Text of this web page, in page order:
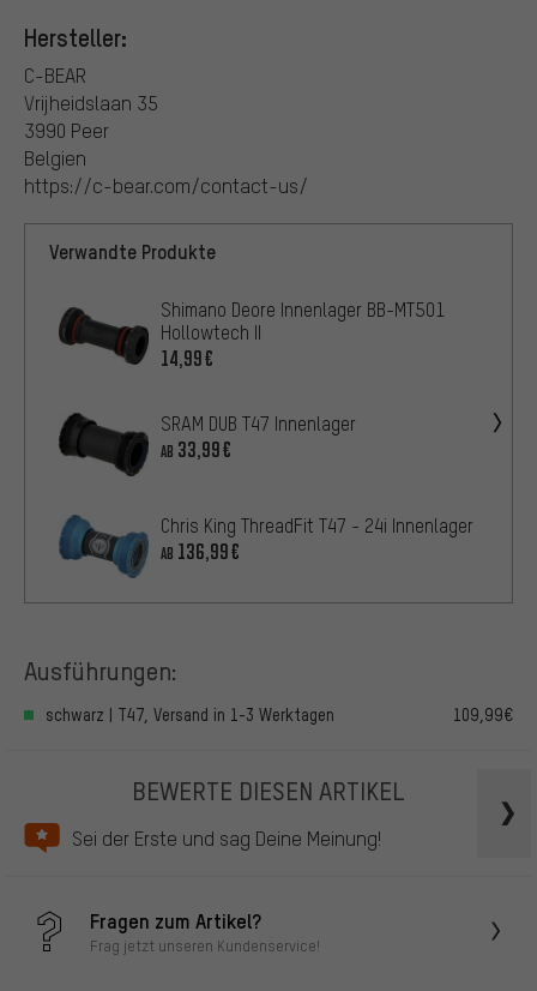
Hersteller:
C-BEAR
Vrijheidslaan 35
3990 Peer
Belgien
https://c-bear.com/contact-us/
Verwandte Produkte
Shimano Deore Innenlager BB-MT501
Hollowtech II
14,99€
SRAM DUB T47 Innenlager
AB 33,99€
Chris King ThreadFit T47 - 24i Innenlager
AB 136,99€
Ausführungen:
schwarz | T47, Versand in 1-3 Werktagen 109,99€
BEWERTE DIESEN ARTIKEL
Sei der Erste und sag Deine Meinung!
Fragen zum Artikel?
Frag jetzt unseren Kundenservice!